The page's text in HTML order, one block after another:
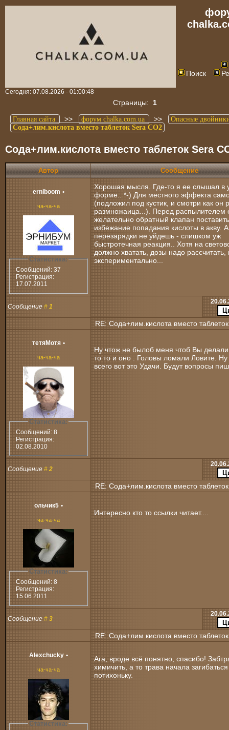
Поиск
Сегодня: 07.08.2026 - 01:00:48
Страницы: 1
Главная сайта >> форум chalka.com.ua >>
Опасные
Сода+лим.кислота вместо таблеток Sera CO2
Сода+лим.кислота вместо таблеток Sera
Автор Сообщение
erniboom •
ча-ча-ча
Статистика:
Сообщений: 37
Регистрация:
17.07.2011
Хорошая мысля. Где-то я ее слышал в
форме.. *-) Для местного эффекта
(подложил под кустик, и смотри как он
размножаица...). Перед распылителем
желательно обратный клапан
избежание попадания кислоты в акву.
перезарядки не уйдешь - слишком уж
быстротечная реакция.. Хотя на
должно хватать, дозы надо рассчитать,
экспериментально...
Сообщение # 1
RE: Сода+лим.кислота вместо
тетяМотя •
ча-ча-ча
Статистика:
Сообщений: 8
Регистрация:
02.08.2010
Ну чтож не былоб меня чтоб Вы
то то и оно . Головы ломали Ловите.
всего вот это Удачи. Будут вопросы
Сообщение # 2
RE: Сода+лим.кислота вместо
ольчик5 •
ча-ча-ча
Статистика:
Сообщений: 8
Регистрация:
15.06.2011
Интересно кто то ссылки читает....
Сообщение # 3
RE: Сода+лим.кислота вместо
Alexchucky •
ча-ча-ча
Статистика:
Ага, вроде всё понятно, спасибо!
химичить, а то трава начала загибаться
потихоньку.